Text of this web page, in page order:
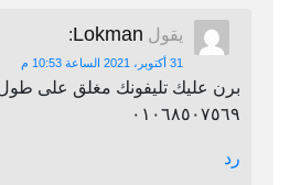
يقول Lokman
:
31 أكتوبر، 2021 الساعة 10:53 م
برن عليك تليفونك مغلق على
٠١٠٦٨٥٠٧٥٦٩
رد